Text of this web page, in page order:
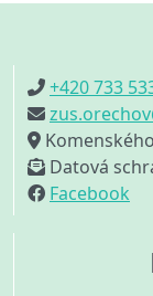
+420 733
Datová
Facebook